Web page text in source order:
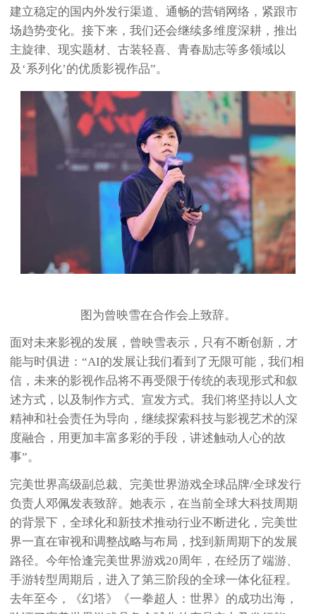
建立稳定的国内外发行渠道、通畅的营销网络，紧跟市
场趋势变化。接下来，我们还会继续多维度深耕，推出
主旋律、现实题材、古装轻喜、青春励志等多领域以
及‘系列化’的优质影视作品”。
图为曾映雪在合作会上致辞。
面对未来影视的发展，曾映雪表示，只有不断创新，才
能与时俱进：“AI的发展让我们看到了无限可能，我们相
信，未来的影视作品将不再受限于传统的表现形式和叙
述方式，以及制作方式、宣发方式。我们将坚持以人文
精神和社会责任为导向，继续探索科技与影视艺术的深
度融合，用更加丰富多彩的手段，讲述触动人心的故
事”。
完美世界高级副总裁、完美世界游戏全球品牌/全球发行
负责人邓佩发表致辞。她表示，在当前全球大科技周期
的背景下，全球化和新技术推动行业不断进化，完美世
界一直在审视和调整战略与布局，找到新周期下的发展
路径。今年恰逢完美世界游戏20周年，在经历了端游、
手游转型周期后，进入了第三阶段的全球一体化征程。
去年至今，《幻塔》《一拳超人：世界》的成功出海，